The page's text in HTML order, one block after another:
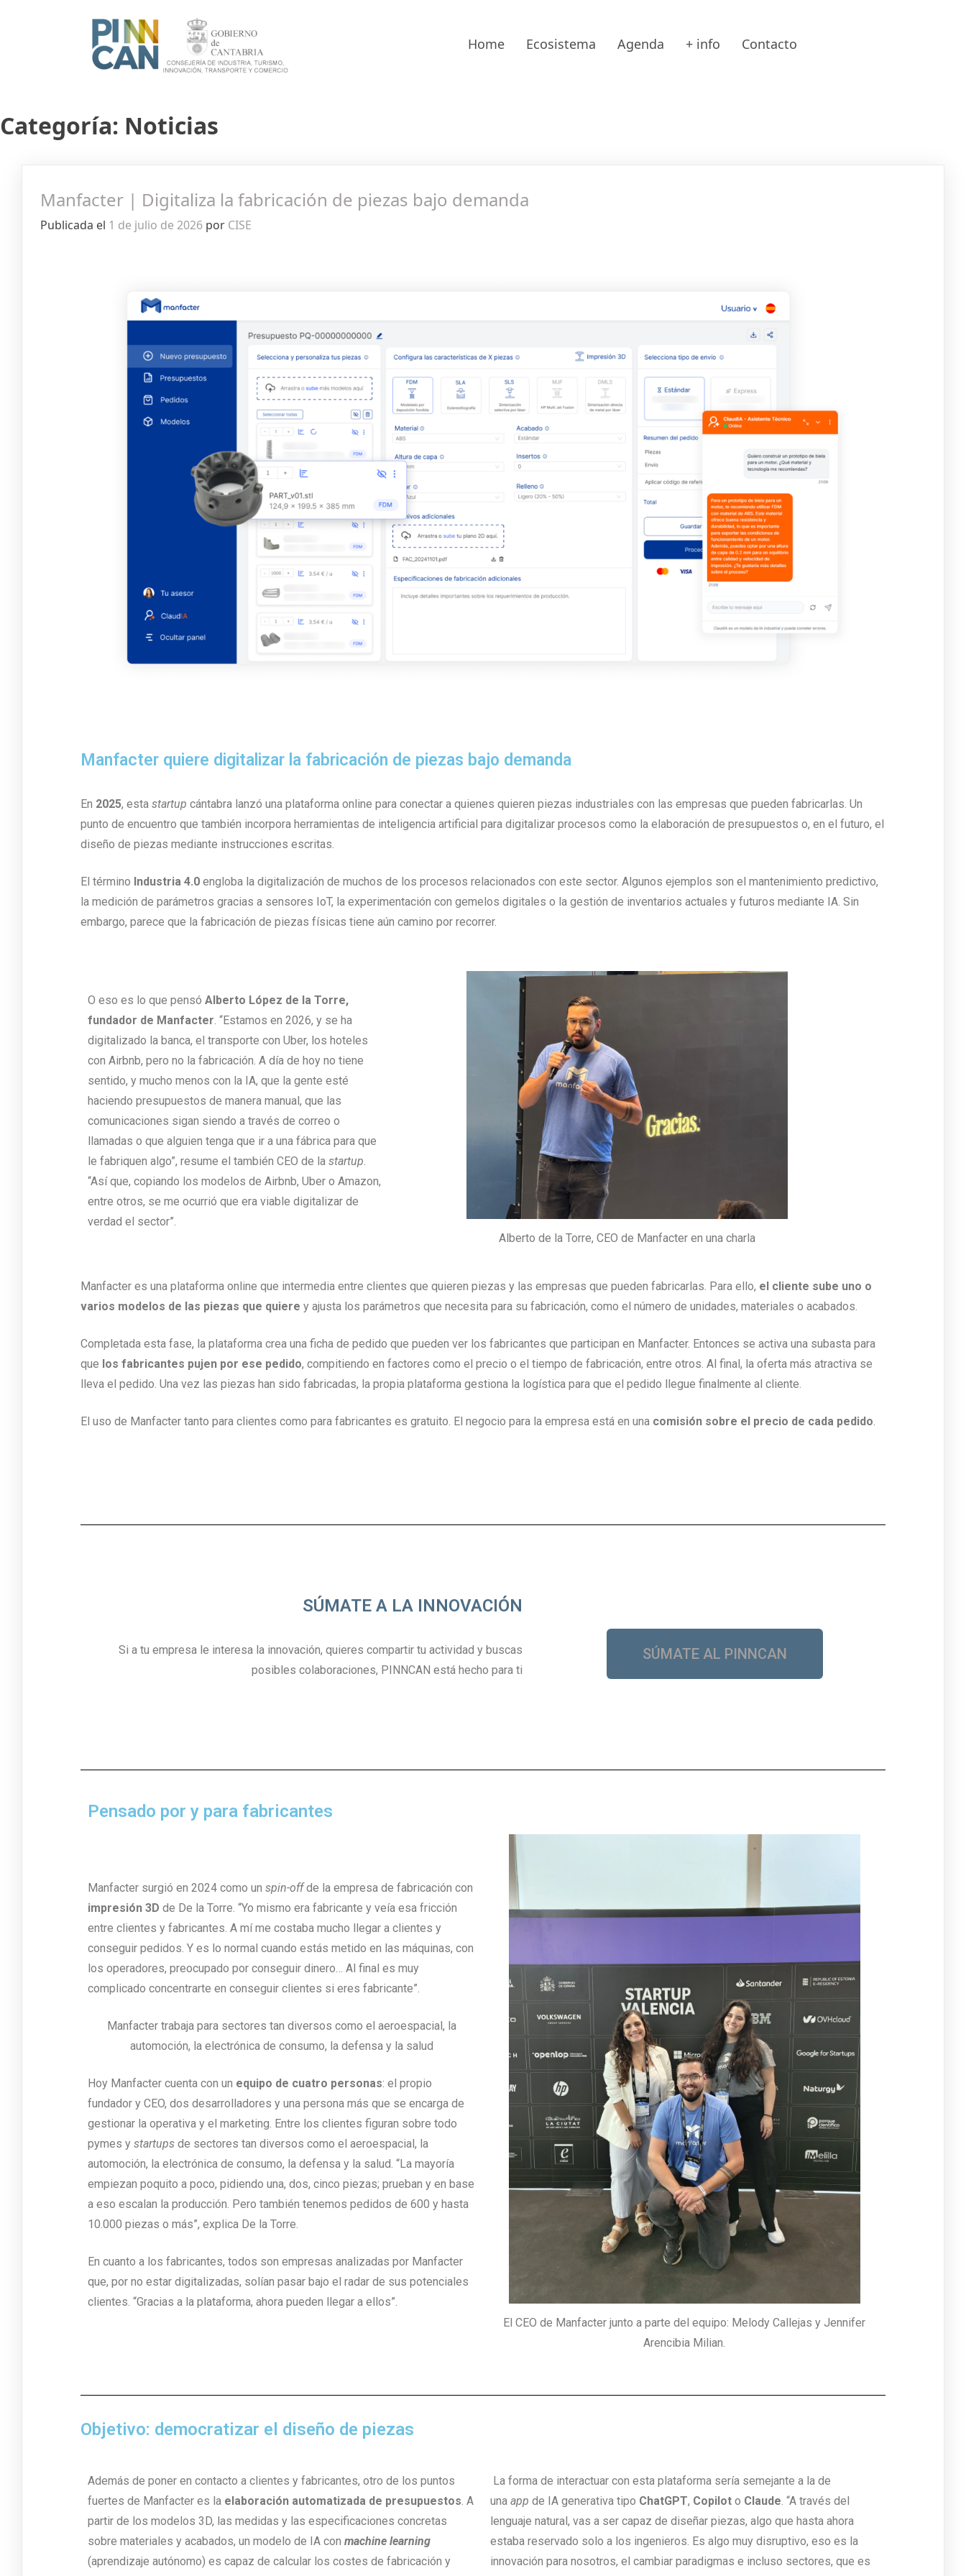
Home Ecosistema Agenda + info Contacto
Categoría: Noticias
Manfacter | Digitaliza la fabricación de piezas bajo demanda
Publicada el 1 de julio de 2026 por CISE
Manfacter quiere digitalizar la fabricación de piezas bajo demanda
En 2025, esta startup cántabra lanzó una plataforma online para conectar a quienes quieren piezas industriales con las empresas que pueden fabricarlas. Un
punto de encuentro que también incorpora herramientas de inteligencia artificial para digitalizar procesos como la elaboración de presupuestos o, en el futuro, el
diseño de piezas mediante instrucciones escritas.
El término Industria 4.0 engloba la digitalización de muchos de los procesos relacionados con este sector. Algunos ejemplos son el mantenimiento predictivo,
la medición de parámetros gracias a sensores IoT, la experimentación con gemelos digitales o la gestión de inventarios actuales y futuros mediante IA. Sin
embargo, parece que la fabricación de piezas físicas tiene aún camino por recorrer.
O eso es lo que pensó Alberto López de la Torre,
fundador de Manfacter. “Estamos en 2026, y se ha
digitalizado la banca, el transporte con Uber, los hoteles
con Airbnb, pero no la fabricación. A día de hoy no tiene
sentido, y mucho menos con la IA, que la gente esté
haciendo presupuestos de manera manual, que las
comunicaciones sigan siendo a través de correo o
llamadas o que alguien tenga que ir a una fábrica para que
le fabriquen algo”, resume el también CEO de la startup.
“Así que, copiando los modelos de Airbnb, Uber o Amazon,
entre otros, se me ocurrió que era viable digitalizar de
verdad el sector”.
Alberto de la Torre, CEO de Manfacter en una charla
Manfacter es una plataforma online que intermedia entre clientes que quieren piezas y las empresas que pueden fabricarlas. Para ello, el cliente sube uno o
varios modelos de las piezas que quiere y ajusta los parámetros que necesita para su fabricación, como el número de unidades, materiales o acabados.
Completada esta fase, la plataforma crea una ficha de pedido que pueden ver los fabricantes que participan en Manfacter. Entonces se activa una subasta para
que los fabricantes pujen por ese pedido, compitiendo en factores como el precio o el tiempo de fabricación, entre otros. Al final, la oferta más atractiva se
lleva el pedido. Una vez las piezas han sido fabricadas, la propia plataforma gestiona la logística para que el pedido llegue finalmente al cliente.
El uso de Manfacter tanto para clientes como para fabricantes es gratuito. El negocio para la empresa está en una comisión sobre el precio de cada pedido
SÚMATE A LA INNOVACIÓN
Si a tu empresa le interesa la innovación, quieres compartir tu actividad y buscas
posibles colaboraciones, PINNCAN está hecho para ti
SÚMATE AL PINNCAN
Pensado por y para fabricantes
Manfacter surgió en 2024 como un spin-offde la empresa de fabricación con
impresión 3D de De la Torre. “Yo mismo era fabricante y veía esa fricción
entre clientes y fabricantes. A mí me costaba mucho llegar a clientes y
conseguir pedidos. Y es lo normal cuando estás metido en las máquinas, con
los operadores, preocupado por conseguir dinero… Al final es muy
complicado concentrarte en conseguir clientes si eres fabricante”.
Manfacter trabaja para sectores tan diversos como el aeroespacial, la
automoción, la electrónica de consumo, la defensa y la salud
Hoy Manfacter cuenta con un equipo de cuatro personas: el propio
fundador y CEO, dos desarrolladores y una persona más que se encarga de
gestionar la operativa y el marketing. Entre los clientes figuran sobre todo
pymes y startups de sectores tan diversos como el aeroespacial, la
automoción, la electrónica de consumo, la defensa y la salud. “La mayoría
empiezan poquito a poco, pidiendo una, dos, cinco piezas; prueban y en base
a eso escalan la producción. Pero también tenemos pedidos de 600 y hasta
10.000 piezas o más”, explica De la Torre.
En cuanto a los fabricantes, todos son empresas analizadas por Manfacter
que, por no estar digitalizadas, solían pasar bajo el radar de sus potenciales
clientes. “Gracias a la plataforma, ahora pueden llegar a ellos”.
El CEO de Manfacter junto a parte del equipo: Melody Callejas y Jennifer
Arencibia Milian.
Objetivo: democratizar el diseño de piezas
Además de poner en contacto a clientes y fabricantes, otro de los puntos
fuertes de Manfacter es la elaboración automatizada de presupuestos . A
partir de los modelos 3D, las medidas y las especificaciones concretas
sobre materiales y acabados, un modelo de IA con machine learning
(aprendizaje autónomo) es capaz de calcular los costes de fabricación y
La forma de interactuar con esta plataforma sería semejante a la de
una app de IA generativa tipo ChatGPT, Copilot o Claude . “A través del
lenguaje natural, vas a ser capaz de diseñar piezas, algo que hasta ahora
estaba reservado solo a los ingenieros. Es algo muy disruptivo, eso es la
innovación para nosotros, el cambiar paradigmas e incluso sectores, que es